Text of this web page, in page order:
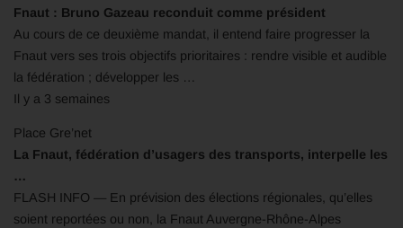
Fnaut : Bruno Gazeau reconduit comme président
Au cours de ce deuxième mandat, il entend faire progresser la
Fnaut vers ses trois objectifs prioritaires : rendre visible et audible
la fédération ; développer les …
Il y a 3 semaines
Place Gre’net
La Fnaut, fédération d’usagers des transports, interpelle les
…
FLASH INFO — En prévision des élections régionales, qu’elles
soient reportées ou non, la Fnaut Auvergne-Rhône-Alpes